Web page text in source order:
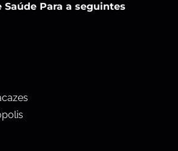
Saúde Para a seguintes